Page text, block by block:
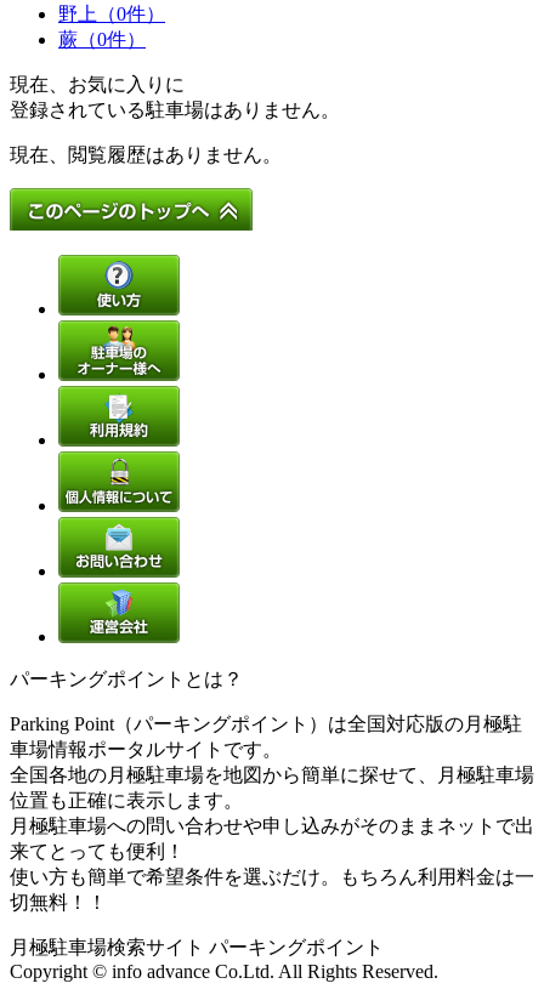
野上（0件）
蕨（0件）
現在、お気に入りに
登録されている駐車場はありません。
現在、閲覧履歴はありません。
パーキングポイントとは？
Parking Point（パーキングポイント）は全国対応版の月極駐
車場情報ポータルサイトです。
全国各地の月極駐車場を地図から簡単に探せて、月極駐車場
位置も正確に表示します。
月極駐車場への問い合わせや申し込みがそのままネットで出
来てとっても便利！
使い方も簡単で希望条件を選ぶだけ。もちろん利用料金は一
切無料！！
月極駐車場検索サイト パーキングポイント
Copyright © info advance Co.Ltd. All Rights Reserved.